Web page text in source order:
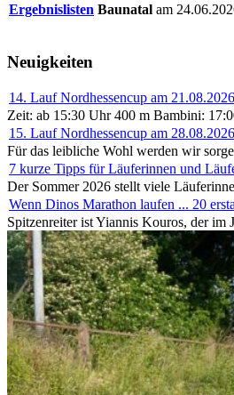
Ergebnislisten Baunatal am
Neuigkeiten
14. Lauf Nordhessencup am
Zeit: ab 15:30 Uhr 400 m Bambini:
15. Lauf Nordhessencup am
Für das leibliche Wohl werden wir
7 kurze Tipps für Läuferinnen und
Der Sommer 2026 stellt viele
Wenn Dinos Marathon laufen ... 20
Spitzenreiter ist Yiannis Kouros, der im